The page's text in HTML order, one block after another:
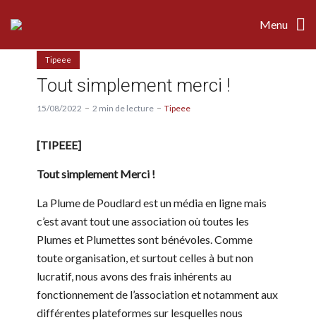
Menu
Tipeee
Tout simplement merci !
15/08/2022 2 min de lecture Tipeee
[TIPEEE]
Tout simplement Merci !
La Plume de Poudlard est un média en ligne mais
c’est avant tout une association où toutes les
Plumes et Plumettes sont bénévoles. Comme
toute organisation, et surtout celles à but non
lucratif, nous avons des frais inhérents au
fonctionnement de l’association et notamment aux
différentes plateformes sur lesquelles nous